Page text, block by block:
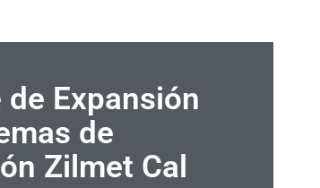
de Expansión
de
Zilmet Cal